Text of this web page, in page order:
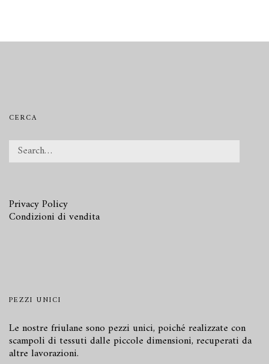
CERCA
Privacy Policy
Condizioni di vendita
PEZZI UNICI
Le nostre friulane sono pezzi unici, poiché realizzate con
scampoli di tessuti dalle piccole dimensioni, recuperati da
altre lavorazioni.